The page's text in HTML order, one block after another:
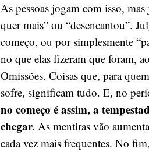
As pessoas jogam com isso,
quer mais” ou “desencantou”.
começo, ou por simplesmente
no que elas fizeram que foram,
Omissões. Coisas que, para
sofre, significam tudo. E, no
no começo é assim, a
chegar. As mentiras vão
cada vez mais frequentes. No